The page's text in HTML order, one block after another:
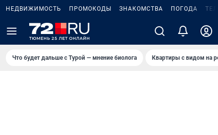
НЕДВИЖИМОСТЬ ПРОМОКОДЫ ЗНАКОМСТВА ПОГОДА
Что будет дальше с Турой — мнение биолога Квартиры с видом на